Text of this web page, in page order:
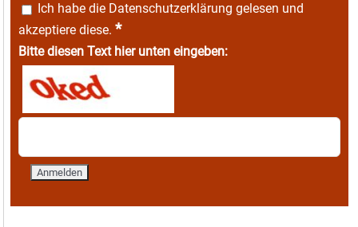
Ich habe die Datenschutzerklärung gelesen und
akzeptiere diese. *
Bitte diesen Text hier unten eingeben: